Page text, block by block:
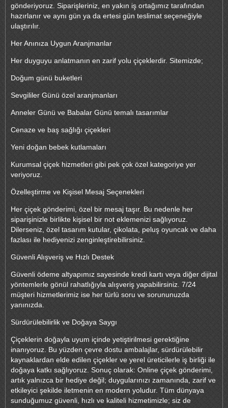
gönderiyoruz. Siparişleriniz, en yakın iş ortağımız tarafından
hazırlanır ve aynı gün ya da ertesi gün teslimat seçeneğiyle
ulaştırılır.
Her Anınıza Uygun Aranjmanlar
Her duyguyu anlatmanın en zarif yolu çiçeklerdir. Sitemizde;
Doğum günü buketleri
Sevgililer Günü özel aranjmanları
Anneler Günü ve Babalar Günü temalı tasarımlar
Cenaze ve baş sağlığı çiçekleri
Yeni doğan bebek kutlamaları
Kurumsal çiçek hizmetleri gibi pek çok özel kategoriye yer
veriyoruz.
Özelleştirme ve Kişisel Mesaj Seçenekleri
Her çiçek gönderimi, özel bir mesaj taşır. Bu nedenle her
siparişinizle birlikte kişisel bir not eklemenizi sağlıyoruz.
Dilerseniz, özel tasarım kutular, çikolata, peluş oyuncak ve daha
fazlası ile hediyenizi zenginleştirebilirsiniz.
Güvenli Alışveriş ve Hızlı Destek
Güvenli ödeme altyapımız sayesinde kredi kartı veya diğer dijital
yöntemlerle gönül rahatlığıyla alışveriş yapabilirsiniz. 7/24
müşteri hizmetlerimiz ise her türlü soru ve sorununuzda
yanınızda.
Sürdürülebilirlik ve Doğaya Saygı
Çiçeklerin doğayla uyum içinde yetiştirilmesi gerektiğine
inanıyoruz. Bu yüzden çevre dostu ambalajlar, sürdürülebilir
kaynaklardan elde edilen çiçekler ve yerel üreticilerle iş birliği ile
doğaya katkı sağlıyoruz. Sonuç olarak: Online çiçek gönderimi,
artık yalnızca bir hediye değil; duygularınızı zamanında, zarif ve
etkileyici şekilde iletmenin en modern yoludur. Tüm dünyaya
sunduğumuz güvenli, hızlı ve kaliteli hizmetimizle; siz de